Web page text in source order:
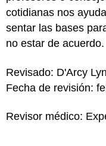
cotidianas nos
sentar las bases
no estar de acuerdo.
Revisado: D'Arcy
Fecha de revisión:
Revisor médico: